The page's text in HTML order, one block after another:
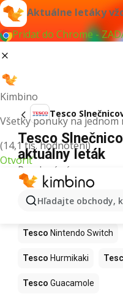
Aktuálne letáky
Pridať do Chrome -
Kimbino
Všetky ponuky na jednom
(14,1 tis. hodnotení)
Otvoriť
Hľadajte obchody,
Tesco
Tesco
aktuálny leták
Pre daný výraz sme
Ďalšie
Tesco Kapor Tesco
Tesco Nintendo Switch
Tesco Hurmikaki
Tesco Guacamole